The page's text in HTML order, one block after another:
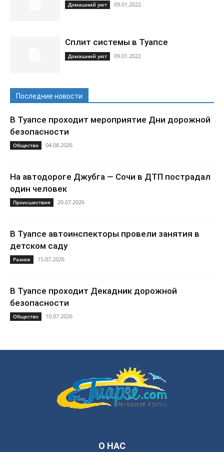
Домашний уют 09.01.2022
Сплит системы в Туапсе
Домашний уют 09.01.2022
Последние новости
В Туапсе проходит мероприятие Дни дорожной
безопасности
Общество 04.08.2026
На автодороге Джубга — Сочи в ДТП пострадал
один человек
Происшествия 20.07.2026
В Туапсе автоинспекторы провели занятия в
детском саду
Разное 15.07.2026
В Туапсе проходит Декадник дорожной
безопасности
Общество 10.07.2026
О НАС